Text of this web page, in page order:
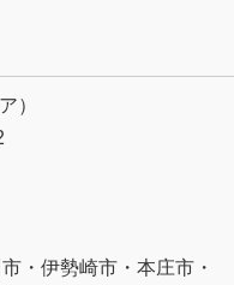
）
・伊勢崎市・本庄市・